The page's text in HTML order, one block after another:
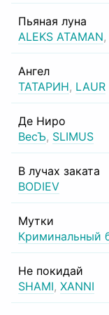
Пьяная луна
ALEKS ATAMAN,
Ангел
ТАТАРИН, LAUR
Де Ниро
ВесЪ, SLIMUS
В лучах заката
BODIEV
Мутки
Криминальный
Не покидай
SHAMI, XANNI